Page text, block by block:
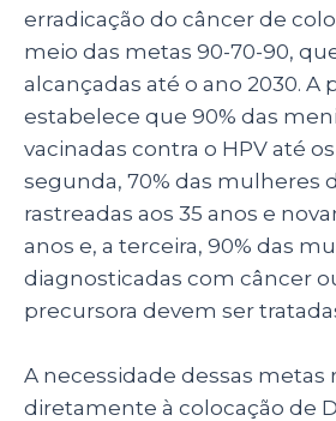
erradicação do câncer de
meio das metas 90-70-90,
alcançadas até o ano 2030. A
estabelece que 90% das
vacinadas contra o HPV até os
segunda, 70% das mulheres
rastreadas aos 35 anos e
anos e, a terceira, 90% das
diagnosticadas com câncer
precursora devem ser
A necessidade dessas metas
diretamente à colocação de